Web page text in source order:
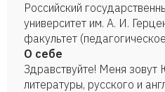
Российский
университет им. А. И.
факультет
русского языка и
О себе
Здравствуйте! Меня зовут
литературы, русского и